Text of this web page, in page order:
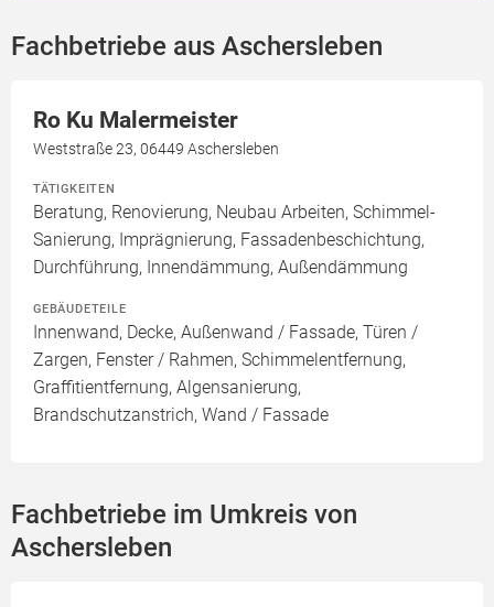
Fachbetriebe aus Aschersleben
Ro Ku Malermeister
Weststraße 23, 06449 Aschersleben
TÄTIGKEITEN
Beratung, Renovierung, Neubau Arbeiten, Schimmel-
Sanierung, Imprägnierung, Fassadenbeschichtung,
Durchführung, Innendämmung, Außendämmung
GEBÄUDETEILE
Innenwand, Decke, Außenwand / Fassade, Türen /
Zargen, Fenster / Rahmen, Schimmelentfernung,
Graffitientfernung, Algensanierung,
Brandschutzanstrich, Wand / Fassade
Fachbetriebe im Umkreis von
Aschersleben